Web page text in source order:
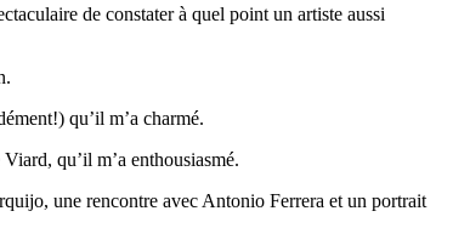
de constater à quel point un artiste aussi
qu’il m’a charmé.
qu’il m’a enthousiasmé.
une rencontre avec Antonio Ferrera et un portrait